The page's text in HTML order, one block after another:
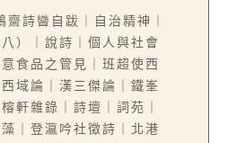
齋詩曫自跋｜自治精神｜
）｜說詩｜個人與社會
意食品之管見｜班超使西
域論｜漢三傑論｜鐵峯
軒雜錄｜詩壇｜詞苑｜
｜登瀛吟社徵詩｜北港